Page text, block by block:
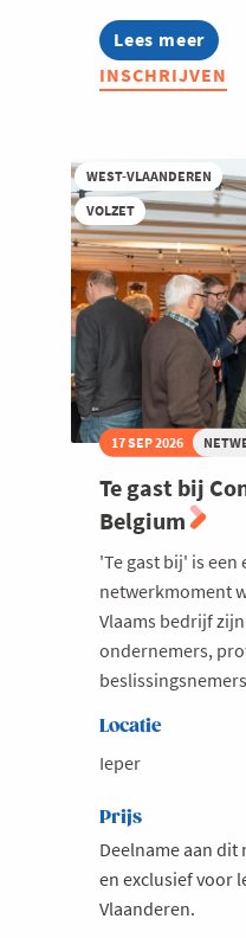
Lees meer
about
Food
&
INSCHRIJVEN
WEST-VLAANDEREN
VOLZET
17 SEP 2026
Te gast bij
Belgium
'Te gast bij' is een
netwerkmoment
Vlaams bedrijf
ondernemers,
Locatie
Ieper
Prijs
Deelname aan dit
en exclusief voor
Vlaanderen.